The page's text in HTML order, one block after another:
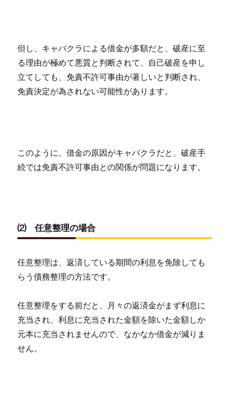
但し、キャバクラによる借金が多額だと、破産に至
る理由が極めて悪質と判断されて、自己破産を申し
立てしても、免責不許可事由が著しいと判断され、
免責決定が為されない可能性があります。
このように、借金の原因がキャバクラだと、破産手
続では免責不許可事由との関係が問題になります。
⑵ 任意整理の場合
任意整理は、返済している期間の利息を免除しても
らう債務整理の方法です。
任意整理をする前だと、月々の返済金がまず利息に
充当され、利息に充当された金額を除いた金額しか
元本に充当されませんので、なかなか借金が減りま
せん。